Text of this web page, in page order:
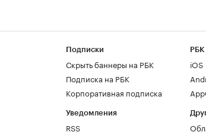
Подписки
Скрыть баннеры на РБК
Подписка на РБК
Корпоративная подписка
Уведомления
RSS
РБК
iOS